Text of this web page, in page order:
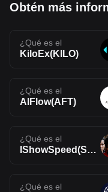
Obtén más
¿Qué es el
KiloEx(KILO)
¿Qué es el
AIFlow(AFT)
¿Qué es el
IShowSpeed(SPEED)
¿Qué es el